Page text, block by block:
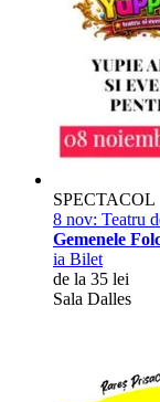
SPECTACOL
8 nov: Teatru
Gemenele
ia Bilet
de la 35 lei
Sala Dalles